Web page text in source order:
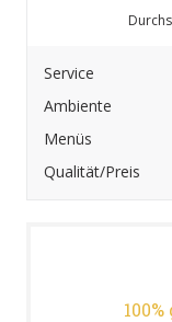
Service
Ambiente
Menüs
Qualität/Preis